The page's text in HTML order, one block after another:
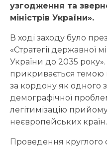
узгодження та
міністрів України».
В ході заходу було
«Стратегії державної
України до 2035 року».
прикривається темою
за кордону як одного
демографічної
легітимізацію прийому
неєвропейських країн.
Проведення круглого